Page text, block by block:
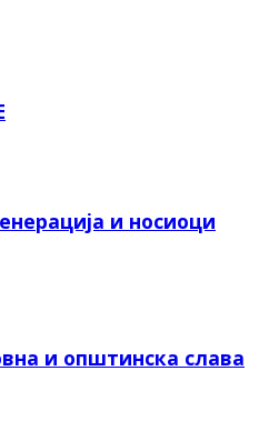
и носиоци
и општинска слава